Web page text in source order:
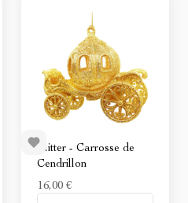
Glitter - Carrosse de
Cendrillon
16,00 €